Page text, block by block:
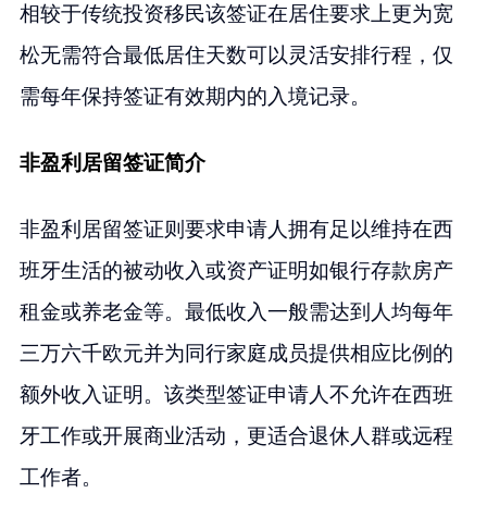
相较于传统投资移民该签证在居住要求上更为宽
松无需符合最低居住天数可以灵活安排行程，仅
需每年保持签证有效期内的入境记录。
非盈利居留签证简介
非盈利居留签证则要求申请人拥有足以维持在西
班牙生活的被动收入或资产证明如银行存款房产
租金或养老金等。最低收入一般需达到人均每年
三万六千欧元并为同行家庭成员提供相应比例的
额外收入证明。该类型签证申请人不允许在西班
牙工作或开展商业活动，更适合退休人群或远程
工作者。